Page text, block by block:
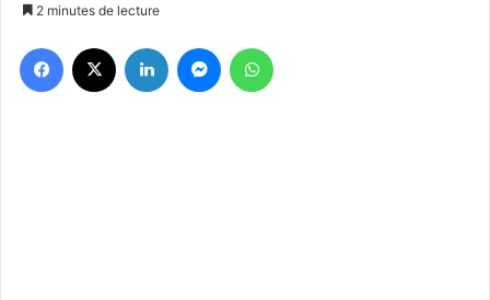
2 minutes de lecture